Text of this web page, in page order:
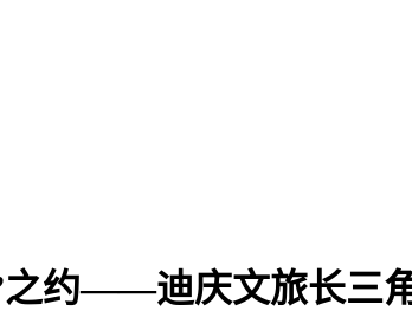
约——迪庆文旅长三